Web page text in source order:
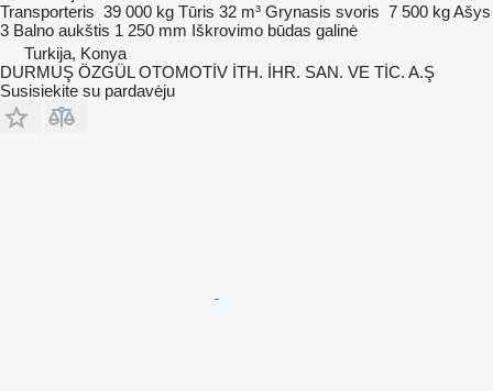
Transporteris 39 000 kg Tūris 32 m³ Grynasis svoris 7 500 kgAšys
3 Balno aukštis 1 250 mm Iškrovimo būdas galinė
Turkija, Konya
DURMUŞ ÖZGÜL OTOMOTİV İTH. İHR. SAN. VE TİC. A.Ş
Susisiekite su pardavėju